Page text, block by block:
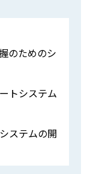
のためのシ
トシステム
ステムの開